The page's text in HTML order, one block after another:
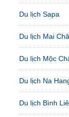
Du lịch Sapa
Du lịch Mai
Du lịch Mộc
Du lịch Na
Du lịch Bình